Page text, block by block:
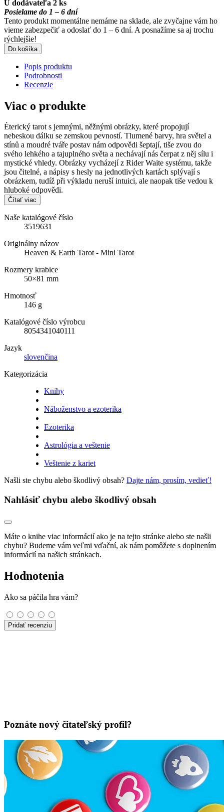
U dodávateľa 2 ks
Posielame do 1 – 6 dní
Tento produkt momentálne nemáme na sklade, ale zvyčajne vám ho
vieme zabezpečiť a odoslať do 1 – 6 dní. A posnažíme sa aj trochu
rýchlejšie!
Do košíka
Popis produktu
Podrobnosti
Recenzie
Viac o produkte
Éterický tarot s jemnými, něžnými obrázky, které propojují
nebeskou dálku se zemskou pevností. Tlumené barvy, hra světel a
stínů a moudré tváře postav nám odpovědi šeptají, tiše zvou do
svého lehkého a tajuplného světa a nechávají nás čerpat z něj sílu i
mystické vhledy. Obrázky vycházejí z Rider Waite systému, takže
jsou čitelné, a nápisy s hesly na jednotlivých kartách splývají s
obrázkem, tudíž při výkladu neruší intuici, ale naopak tiše vedou k
hluboké odpovědi.
Čítať viac
Naše katalógové číslo
3519631
Originálny názov
Heaven & Earth Tarot - Mini Tarot
Rozmery krabice
50×81 mm
Hmotnosť
146 g
Katalógové číslo výrobcu
8054341040111
Jazyk
slovenčina
Kategorizácia
Knihy
Náboženstvo a ezoterika
Ezoterika
Astrológia a veštenie
Veštenie z kariet
Našli ste chybu alebo škodlivý obsah? Dajte nám, prosím, vedieť!
Nahlásiť chybu alebo škodlivý obsah
Máte o knihe viac informácií ako je na tejto stránke alebo ste našli
chybu? Budeme vám veľmi vďační, ak nám pomôžete s doplnením
informácií na našich stránkach.
Hodnotenia
Ako sa páčila hra vám?
Pridať recenziu
Poznáte nový čitateľský profil?